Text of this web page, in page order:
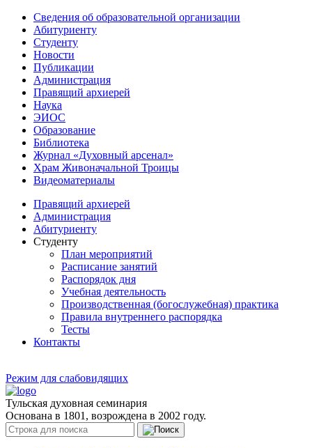
Сведения об образовательной организации
Абитуриенту
Студенту
Новости
Публикации
Администрация
Правящий архиерей
Наука
ЭИОС
Образование
Библиотека
Журнал «Духовный арсенал»
Храм Живоначальной Троицы
Видеоматериалы
Правящий архиерей
Администрация
Абитуриенту
Студенту
План мероприятий
Расписание занятий
Распорядок дня
Учебная деятельность
Производственная (богослужебная) практика
Правила внутреннего распорядка
Тесты
Контакты
Режим для слабовидящих
Тульская духовная семинария
Основана в 1801, возрождена в 2002 году.